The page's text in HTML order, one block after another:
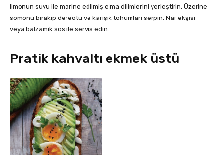
limonun suyu ile marine edilmiş elma dilimlerini yerleştirin. Üzerine
somonu bırakıp dereotu ve karışık tohumları serpin. Nar ekşisi
veya balzamik sos ile servis edin.
Pratik kahvaltı ekmek üstü